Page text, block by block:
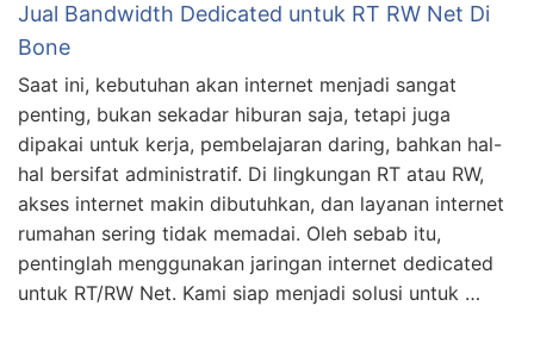
Jual Bandwidth Dedicated untuk RT RW Net Di
Bone
Saat ini, kebutuhan akan internet menjadi sangat
penting, bukan sekadar hiburan saja, tetapi juga
dipakai untuk kerja, pembelajaran daring, bahkan hal-
hal bersifat administratif. Di lingkungan RT atau RW,
akses internet makin dibutuhkan, dan layanan internet
rumahan sering tidak memadai. Oleh sebab itu,
pentinglah menggunakan jaringan internet dedicated
untuk RT/RW Net. Kami siap menjadi solusi untuk …